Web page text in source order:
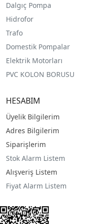
Dalgıç Pompa
Hidrofor
Trafo
Domestik Pompalar
Elektrik Motorları
PVC KOLON BORUSU
HESABIM
Üyelik Bilgilerim
Adres Bilgilerim
Siparişlerim
Stok Alarm Listem
Alışveriş Listem
Fiyat Alarm Listem